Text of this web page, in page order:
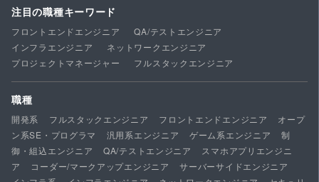
注目の職種キーワード
フロントエンドエンジニア
QA/テストエンジニア
インフラエンジニア
ネットワークエンジニア
プロジェクトマネージャー
フルスタックエンジニア
職種
開発系 フルスタックエンジニア フロントエンドエンジニア
オープ
ン系SE・プログラマ
汎用系エンジニア ゲーム系エンジニア
制
御・組込エンジニア
QA/テストエンジニア
スマホアプリエンジニ
ア
コーダー/マークアップエンジニア
サーバーサイドエンジニア